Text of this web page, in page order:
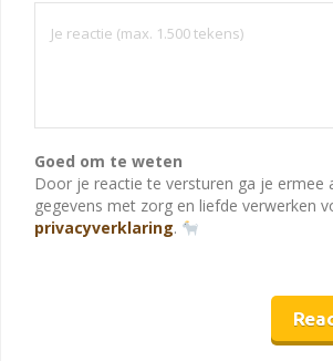
Goed om te weten
Door je reactie te versturen ga je ermee
gegevens met zorg en liefde verwerken
privacyverklaring.